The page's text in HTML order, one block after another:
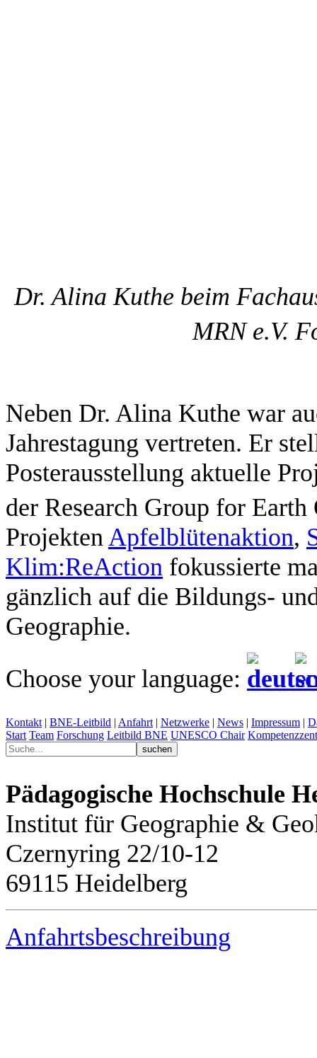
Dr. Alina Kuthe beim
MRN e.V.
Neben Dr. Alina Kuthe war
Jahrestagung vertreten. Er
Posterausstellung aktuelle
der Research Group for
Projekten Apfelblütenaktion,
Klim:ReAction fokussierte
gänzlich auf die Bildungs-
Geographie.
Choose your language:
Kontakt | BNE-Leitbild | Anfahrt | Netzwerke | News | Impressum |
Start Team Forschung Leitbild BNE UNESCO Chair
Pädagogische Hochschule
Institut für Geographie &
Czernyring 22/10-12
69115 Heidelberg
Anfahrtsbeschreibung